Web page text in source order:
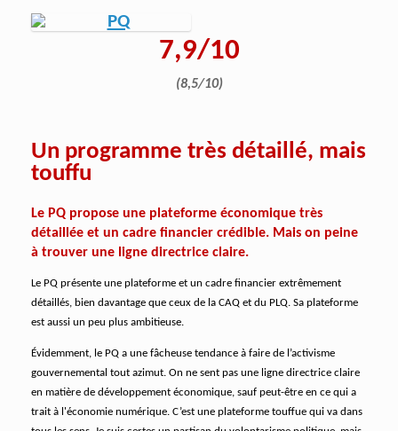
7,9/10
(8,5/10)
Un programme très détaillé, mais
touffu
Le PQ propose une plateforme économique très
détaillée et un cadre financier crédible. Mais on peine
à trouver une ligne directrice claire.
Le PQ présente une plateforme et un cadre financier extrêmement
détaillés, bien davantage que ceux de la CAQ et du PLQ. Sa plateforme
est aussi un peu plus ambitieuse.
Évidemment, le PQ a une fâcheuse tendance à faire de l’activisme
gouvernemental tout azimut. On ne sent pas une ligne directrice claire
en matière de développement économique, sauf peut-être en ce qui a
trait à l'économie numérique. C’est une plateforme touffue qui va dans